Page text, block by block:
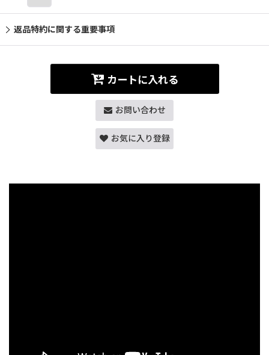
返品特約に関する重要事項
カートに入れる
お問い合わせ
お気に入り登録